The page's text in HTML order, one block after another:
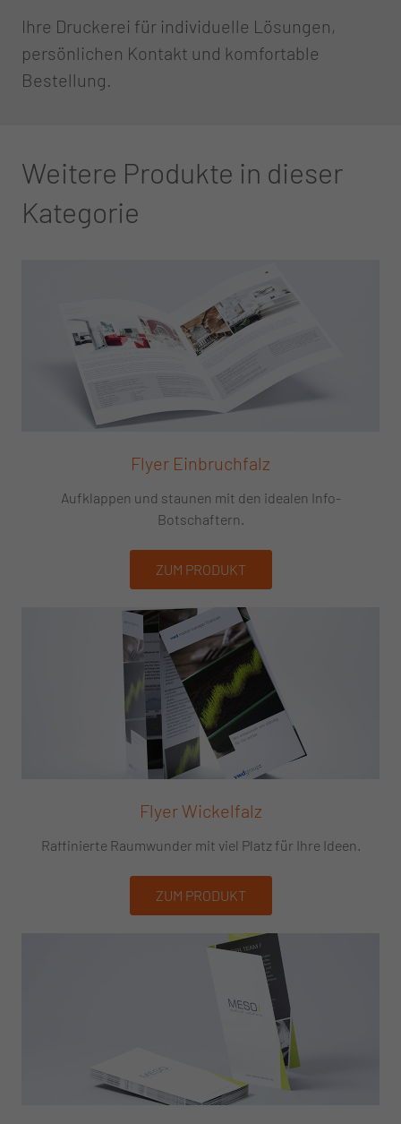
Ihre Druckerei für individuelle Lösungen,
persönlichen Kontakt und komfortable
Bestellung.
Weitere Produkte in dieser
Kategorie
Flyer Einbruchfalz
Aufklappen und staunen mit den idealen Info-
Botschaftern.
ZUM PRODUKT
Flyer Wickelfalz
Raffinierte Raumwunder mit viel Platz für Ihre Ideen.
ZUM PRODUKT